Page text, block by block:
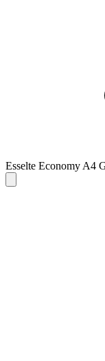
Esselte Economy A4